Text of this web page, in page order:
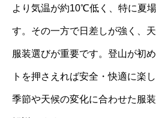
より気温が約10℃低く、特に夏
す。その一方で日差しが強く、
服装選びが重要です。登山が初
トを押さえれば安全・快適に楽
季節や天候の変化に合わせた服